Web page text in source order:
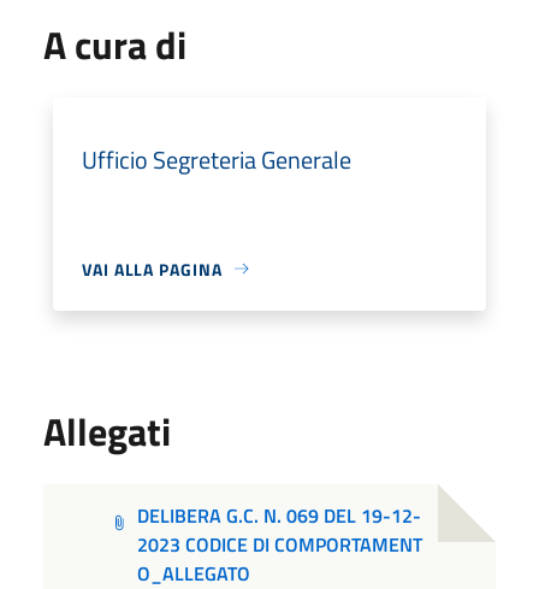
A cura di
Ufficio Segreteria Generale
VAI ALLA PAGINA
Allegati
DELIBERA G.C. N. 069 DEL 19-12-
2023 CODICE DI COMPORTAMENT
O_ALLEGATO